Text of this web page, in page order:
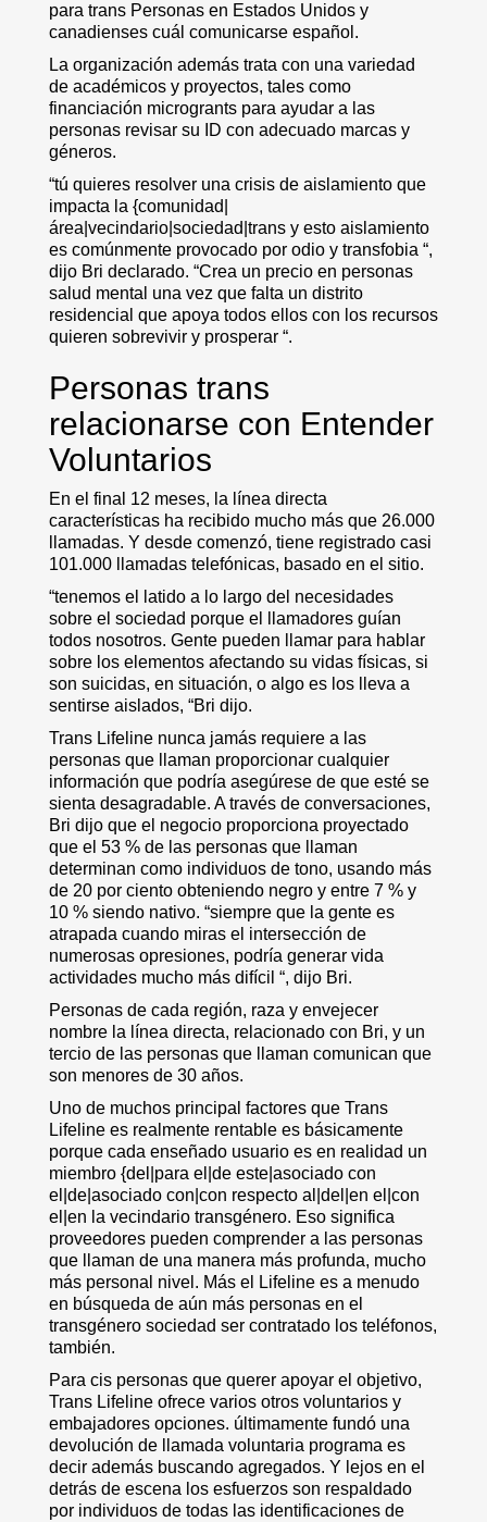
para trans Personas en Estados Unidos y
canadienses cuál comunicarse español.
La organización además trata con una variedad
de académicos y proyectos, tales como
financiación microgrants para ayudar a las
personas revisar su ID con adecuado marcas y
géneros.
“tú quieres resolver una crisis de aislamiento que
impacta la {comunidad|
área|vecindario|sociedad|trans y esto aislamiento
es comúnmente provocado por odio y transfobia “,
dijo Bri declarado. “Crea un precio en personas
salud mental una vez que falta un distrito
residencial que apoya todos ellos con los recursos
quieren sobrevivir y prosperar “.
Personas trans
relacionarse con Entender
Voluntarios
En el final 12 meses, la línea directa
características ha recibido mucho más que 26.000
llamadas. Y desde comenzó, tiene registrado casi
101.000 llamadas telefónicas, basado en el sitio.
“tenemos el latido a lo largo del necesidades
sobre el sociedad porque el llamadores guían
todos nosotros. Gente pueden llamar para hablar
sobre los elementos afectando su vidas físicas, si
son suicidas, en situación, o algo es los lleva a
sentirse aislados, “Bri dijo.
Trans Lifeline nunca jamás requiere a las
personas que llaman proporcionar cualquier
información que podría asegúrese de que esté se
sienta desagradable. A través de conversaciones,
Bri dijo que el negocio proporciona proyectado
que el 53 % de las personas que llaman
determinan como individuos de tono, usando más
de 20 por ciento obteniendo negro y entre 7 % y
10 % siendo nativo. “siempre que la gente es
atrapada cuando miras el intersección de
numerosas opresiones, podría generar vida
actividades mucho más difícil “, dijo Bri.
Personas de cada región, raza y envejecer
nombre la línea directa, relacionado con Bri, y un
tercio de las personas que llaman comunican que
son menores de 30 años.
Uno de muchos principal factores que Trans
Lifeline es realmente rentable es básicamente
porque cada enseñado usuario es en realidad un
miembro {del|para el|de este|asociado con
el|de|asociado con|con respecto al|del|en el|con
el|en la vecindario transgénero. Eso significa
proveedores pueden comprender a las personas
que llaman de una manera más profunda, mucho
más personal nivel. Más el Lifeline es a menudo
en búsqueda de aún más personas en el
transgénero sociedad ser contratado los teléfonos,
también.
Para cis personas que querer apoyar el objetivo,
Trans Lifeline ofrece varios otros voluntarios y
embajadores opciones. últimamente fundó una
devolución de llamada voluntaria programa es
decir además buscando agregados. Y lejos en el
detrás de escena los esfuerzos son respaldado
por individuos de todas las identificaciones de